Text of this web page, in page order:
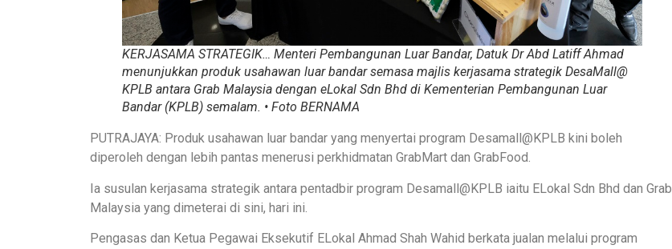
KERJASAMA STRATEGIK… Menteri Pembangunan Luar Bandar, Datuk Dr Abd Latiff Ahmad
menunjukkan produk usahawan luar bandar semasa majlis kerjasama strategik DesaMall@
KPLB antara Grab Malaysia dengan eLokal Sdn Bhd di Kementerian Pembangunan Luar
Bandar (KPLB) semalam. • Foto BERNAMA
PUTRAJAYA: Produk usahawan luar bandar yang menyertai program Desamall@KPLB kini boleh
diperoleh dengan lebih pantas menerusi perkhidmatan GrabMart dan GrabFood.
Ia susulan kerjasama strategik antara pentadbir program Desamall@KPLB iaitu ELokal Sdn Bhd dan Grab
Malaysia yang dimeterai di sini, hari ini.
Pengasas dan Ketua Pegawai Eksekutif ELokal Ahmad Shah Wahid berkata jualan melalui program